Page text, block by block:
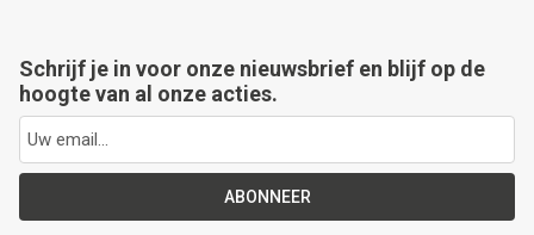
Schrijf je in voor onze nieuwsbrief en blijf op de
hoogte van al onze acties.
ABONNEER